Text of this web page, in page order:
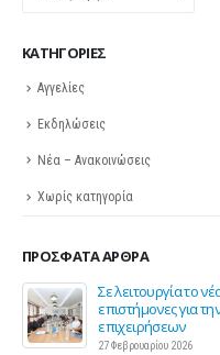
KΑΤΗΓΟΡΊΕΣ
Αγγελίες
Εκδηλώσεις
Νέα – Ανακοινώσεις
Χωρίς κατηγορία
ΠΡΌΣΦΑΤΑ ΆΡΘΡΑ
Σε λειτουργία το
επιστήμονες για
επιχειρήσεων
27 Φεβρουαρίου 2026